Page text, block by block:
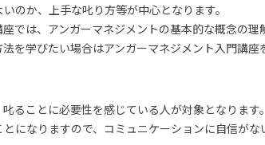
のか、上手な叱り方等が中心となります。
では、アンガーマネジメントの基本的な概念の理
を学びたい場合はアンガーマネジメント入門講座
ることに必要性を感じている人が対象となりま
になりますので、コミュニケーションに自信がな